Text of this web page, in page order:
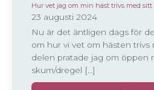
Hur vet jag om min häst trivs med sitt
23 augusti 2024
Nu är det äntligen dags för
om hur vi vet om hästen trivs
delen pratade jag om öppen
skum/dregel […]